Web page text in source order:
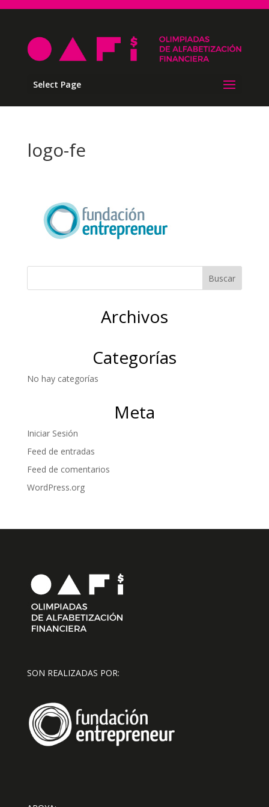
Select Page
logo-fe
Archivos
Categorías
No hay categorías
Meta
Iniciar Sesión
Feed de entradas
Feed de comentarios
WordPress.org
SON REALIZADAS POR: